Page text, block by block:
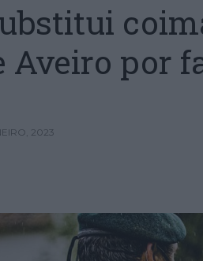
Aveiro por
2023